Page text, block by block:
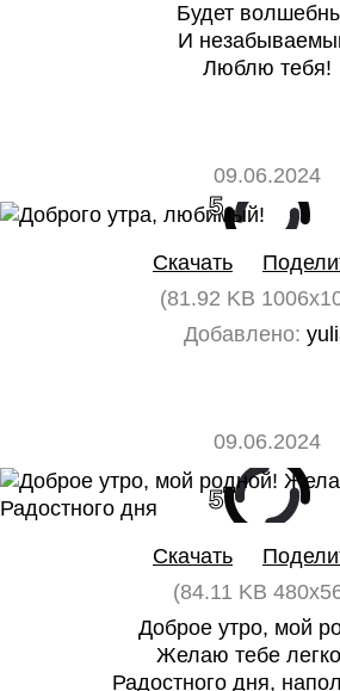
Будет
И
Люблю тебя!
09.06.2024
5
Скачать
(81.92 KB
Добавлено:
09.06.2024
5
Скачать
(84.11 KB
Доброе утро, мой
Желаю тебе
Радостного дня,